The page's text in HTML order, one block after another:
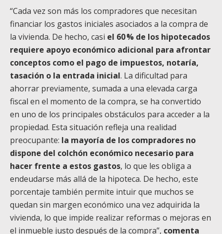
“Cada vez son más los compradores que necesitan
financiar los gastos iniciales asociados a la compra de
la vivienda. De hecho, casi el 60 % de los hipotecados
requiere apoyo económico adicional para afrontar
conceptos como el pago de impuestos, notaría,
tasación o la entrada inicial. La dificultad para
ahorrar previamente, sumada a una elevada carga
fiscal en el momento de la compra, se ha convertido
en uno de los principales obstáculos para acceder a la
propiedad. Esta situación refleja una realidad
preocupante: la mayoría de los compradores no
dispone del colchón económico necesario para
hacer frente a estos gastos, lo que les obliga a
endeudarse más allá de la hipoteca. De hecho, este
porcentaje también permite intuir que muchos se
quedan sin margen económico una vez adquirida la
vivienda, lo que impide realizar reformas o mejoras en
el inmueble justo después de la compra”, comenta